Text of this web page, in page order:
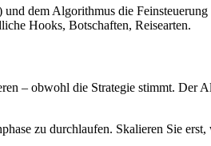
dem Algorithmus die
Hooks, Botschaften, Reisearten.
– obwohl die Strategie stimmt. Der
zu durchlaufen. Skalieren Sie